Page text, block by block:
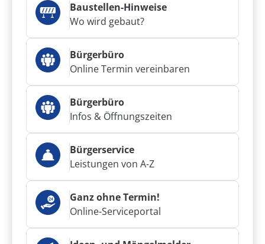
Baustellen-Hinweise
Wo wird gebaut?
Bürgerbüro
Online Termin vereinbaren
Bürgerbüro
Infos & Öffnungszeiten
Bürgerservice
Leistungen von A-Z
Ganz ohne Termin!
Online-Serviceportal